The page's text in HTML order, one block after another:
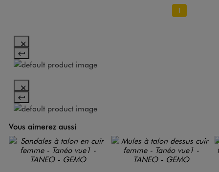
1
Vous aimerez aussi